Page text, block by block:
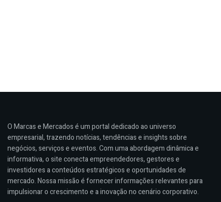
O Marcas e Mercados é um portal dedicado ao universo
empresarial, trazendo notícias, tendências e insights sobre
negócios, serviços e eventos. Com uma abordagem dinâmica e
informativa, o site conecta empreendedores, gestores e
investidores a conteúdos estratégicos e oportunidades de
mercado. Nossa missão é fornecer informações relevantes para
impulsionar o crescimento e a inovação no cenário corporativo.